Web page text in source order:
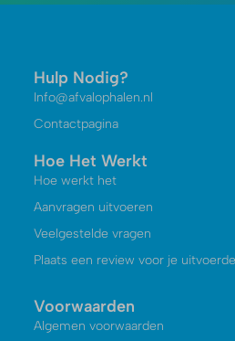
Hulp Nodig?
Info@afvalophalen.nl
Contactpagina
Hoe Het Werkt
Hoe werkt het
Aanvragen uitvoeren
Veelgestelde vragen
Plaats een review voor je
Voorwaarden
Algemen voorwaarden